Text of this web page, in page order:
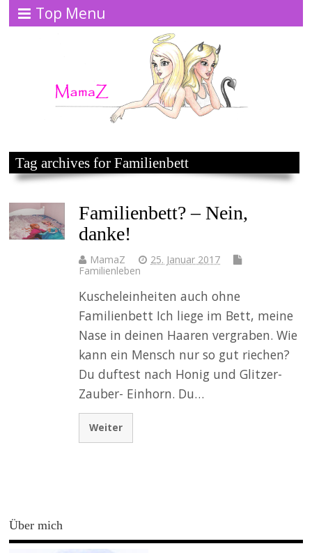
Top Menu
Tag archives for Familienbett
Familienbett? – Nein,
danke!
MamaZ
25. Januar 2017
Familienleben
Kuscheleinheiten auch ohne
Familienbett Ich liege im Bett, meine
Nase in deinen Haaren vergraben. Wie
kann ein Mensch nur so gut riechen?
Du duftest nach Honig und Glitzer-
Zauber- Einhorn. Du…
Weiter
Über mich